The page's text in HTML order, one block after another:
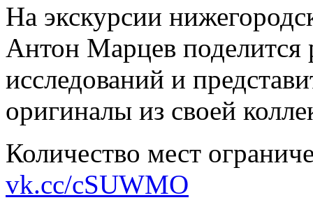
На экскурсии
Антон Марцев поделится
исследований и
оригиналы из своей
Количество мест
vk.cc/cSUWMO